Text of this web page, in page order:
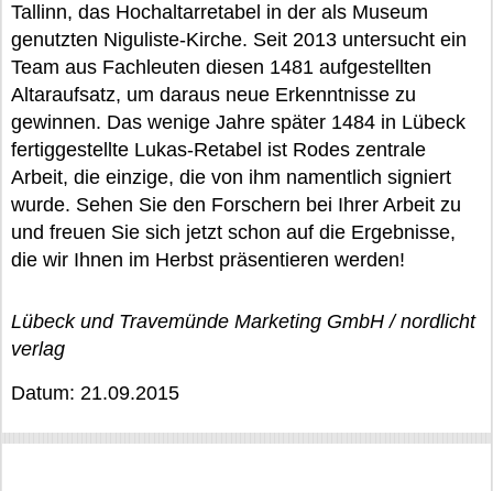
Tallinn, das Hochaltarretabel in der als Museum
genutzten Niguliste-Kirche. Seit 2013 untersucht ein
Team aus Fachleuten diesen 1481 aufgestellten
Altaraufsatz, um daraus neue Erkenntnisse zu
gewinnen. Das wenige Jahre später 1484 in Lübeck
fertiggestellte Lukas-Retabel ist Rodes zentrale
Arbeit, die einzige, die von ihm namentlich signiert
wurde. Sehen Sie den Forschern bei Ihrer Arbeit zu
und freuen Sie sich jetzt schon auf die Ergebnisse,
die wir Ihnen im Herbst präsentieren werden!
Lübeck und Travemünde Marketing GmbH / nordlicht
verlag
Datum: 21.09.2015